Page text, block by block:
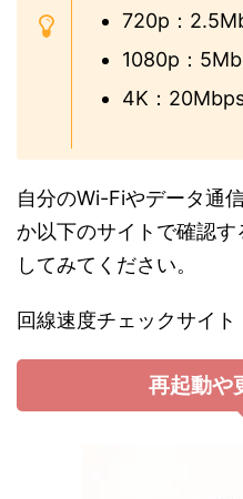
720p：
1080p：
4K：
自分のWi-Fiやデータ通
か以下のサイトで確認
してみてください。
回線速度チェックサイト
再起動や